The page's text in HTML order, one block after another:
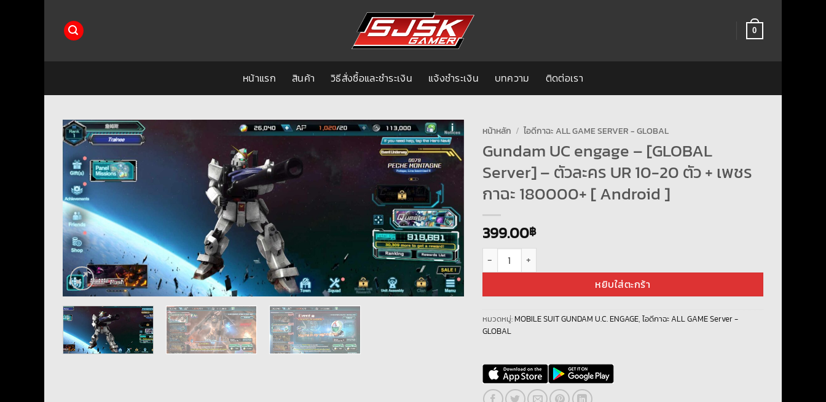
0
หน้าแรก สินค้า วิธีสั่งซื้อและชำระเงิน แจ้งชำระเงิน บทความ ติดต่อเรา
หน้าหลัก / ไอดีกาฉะ ALL GAME SERVER - GLOBAL
Gundam UC engage – [GLOBAL
Server] – ตัวละคร UR 10-20 ตัว + เพชร
กาฉะ 180000+ [ Android ]
399.00฿
จำนวน Gundam UC engage – [GLOBAL Server] – ตัวละคร UR 10-20 ตัว + เพชรกาฉะ 180000+
หยิบใส่ตะกร้า
หมวดหมู่: MOBILE SUIT GUNDAM U.C. ENGAGE, ไอดีกาฉะ ALL GAME Server -
GLOBAL